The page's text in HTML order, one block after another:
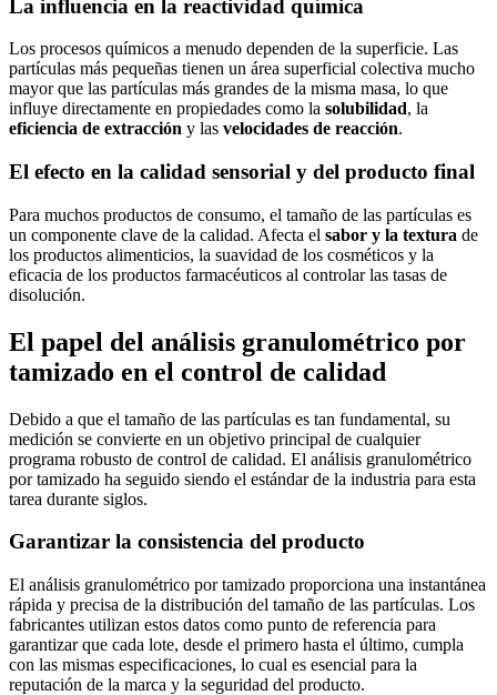
La influencia en la reactividad química
Los procesos químicos a menudo dependen de la superficie. Las
partículas más pequeñas tienen un área superficial colectiva mucho
mayor que las partículas más grandes de la misma masa, lo que
influye directamente en propiedades como la solubilidad, la
eficiencia de extracción y las velocidades de reacción.
El efecto en la calidad sensorial y del producto final
Para muchos productos de consumo, el tamaño de las partículas es
un componente clave de la calidad. Afecta el sabor y la textura de
los productos alimenticios, la suavidad de los cosméticos y la
eficacia de los productos farmacéuticos al controlar las tasas de
disolución.
El papel del análisis granulométrico por
tamizado en el control de calidad
Debido a que el tamaño de las partículas es tan fundamental, su
medición se convierte en un objetivo principal de cualquier
programa robusto de control de calidad. El análisis granulométrico
por tamizado ha seguido siendo el estándar de la industria para esta
tarea durante siglos.
Garantizar la consistencia del producto
El análisis granulométrico por tamizado proporciona una instantánea
rápida y precisa de la distribución del tamaño de las partículas. Los
fabricantes utilizan estos datos como punto de referencia para
garantizar que cada lote, desde el primero hasta el último, cumpla
con las mismas especificaciones, lo cual es esencial para la
reputación de la marca y la seguridad del producto.